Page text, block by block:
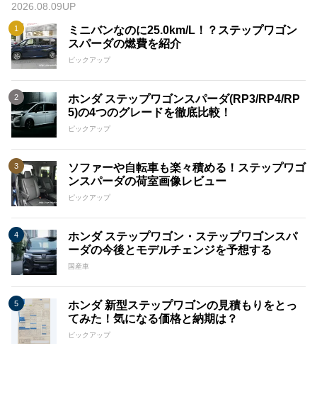
2026.08.09UP
ミニバンなのに25.0km/L！？ステップワゴン
スパーダの燃費を紹介
ピックアップ
ホンダ ステップワゴンスパーダ(RP3/RP4/RP
5)の4つのグレードを徹底比較！
ピックアップ
ソファーや自転車も楽々積める！ステップワゴ
ンスパーダの荷室画像レビュー
ピックアップ
ホンダ ステップワゴン・ステップワゴンスパ
ーダの今後とモデルチェンジを予想する
国産車
ホンダ 新型ステップワゴンの見積もりをとっ
てみた！気になる価格と納期は？
ピックアップ